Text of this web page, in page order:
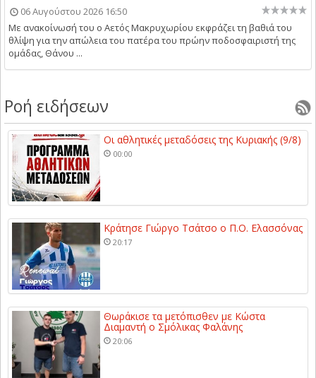
06 Αυγούστου 2026 16:50
Με ανακοίνωσή του ο Αετός Μακρυχωρίου εκφράζει τη βαθιά του
θλίψη για την απώλεια του πατέρα του πρώην ποδοσφαιριστή της
ομάδας, Θάνου ...
Ροή ειδήσεων
Οι αθλητικές μεταδόσεις της Κυριακής (9/8)
00:00
Κράτησε Γιώργο Τσάτσο ο Π.Ο. Ελασσόνας
20:17
Θωράκισε τα μετόπισθεν με Κώστα
Διαμαντή ο Σμόλικας Φαλάνης
20:06